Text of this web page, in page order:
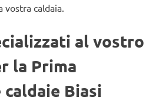
vostra caldaia.
al vostro
la Prima
caldaie Biasi